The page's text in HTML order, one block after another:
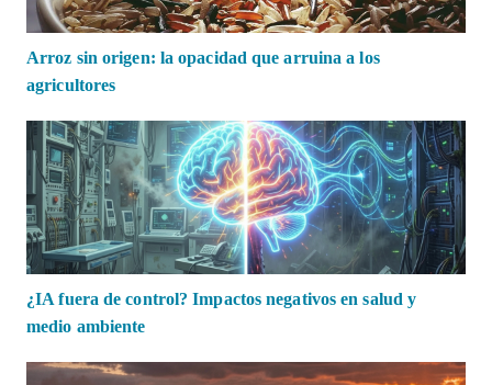
Arroz sin origen: la opacidad que arruina a los
agricultores
¿IA fuera de control? Impactos negativos en salud y
medio ambiente